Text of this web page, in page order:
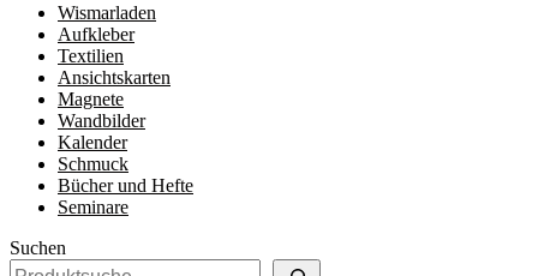
Wismarladen
Aufkleber
Textilien
Ansichtskarten
Magnete
Wandbilder
Kalender
Schmuck
Bücher und Hefte
Seminare
Suchen